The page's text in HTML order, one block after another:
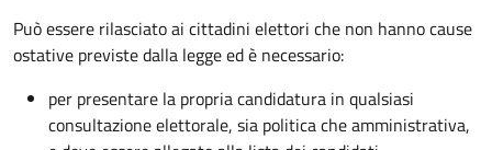
Può essere rilasciato ai cittadini elettori che non hanno cause
ostative previste dalla legge ed è necessario:
per presentare la propria candidatura in qualsiasi
consultazione elettorale, sia politica che amministrativa,